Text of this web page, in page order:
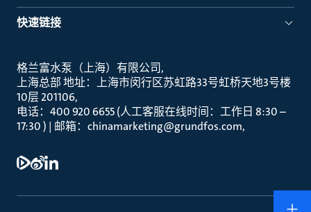
快速链接
格兰富水泵（上海）有限公司
上海总部 地址：上海市闵行区苏虹路33号虹桥天地3号楼
10层 201106
电话：400 920 6655 (人工客服在线时间：工作日 8:30 –
17:30 ) | 邮箱：chinamarketing@grundfos.com